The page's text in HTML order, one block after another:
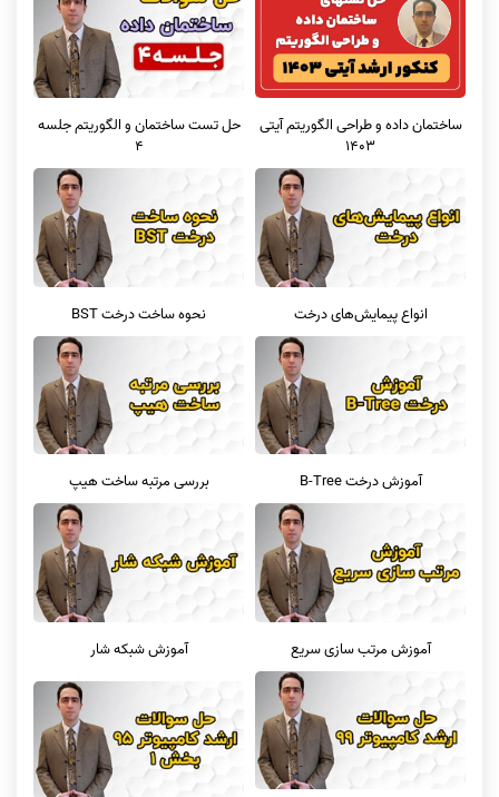
ساختمان داده و طراحی الگوریتم آیتی
1403
حل تست ساختمان و الگوریتم جلسه
4
انواع پیمایش‌های درخت نحوه ساخت درخت BST
آموزش درخت B-Tree بررسی مرتبه ساخت هیپ
آموزش مرتب سازی سریع آموزش شبکه شار